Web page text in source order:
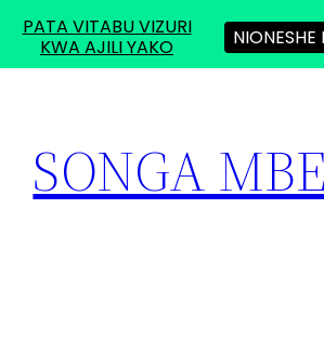
content
SONGA
PATA VITABU VIZURI
KWA AJILI YAKO